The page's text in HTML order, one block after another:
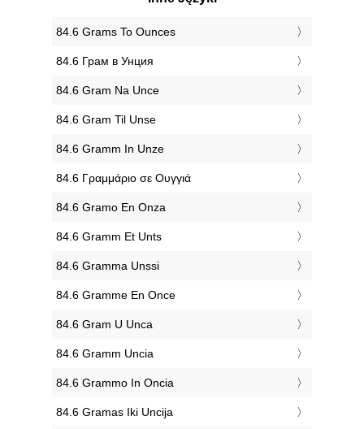
‎84.6 Grams To Ounces
‎84.6 Грам в Унция
‎84.6 Gram Na Unce
‎84.6 Gram Til Unse
‎84.6 Gramm In Unze
‎84.6 Γραμμάριο σε Ουγγιά
‎84.6 Gramo En Onza
‎84.6 Gramm Et Unts
‎84.6 Gramma Unssi
‎84.6 Gramme En Once
‎84.6 Gram U Unca
‎84.6 Gramm Uncia
‎84.6 Grammo In Oncia
‎84.6 Gramas Iki Uncija